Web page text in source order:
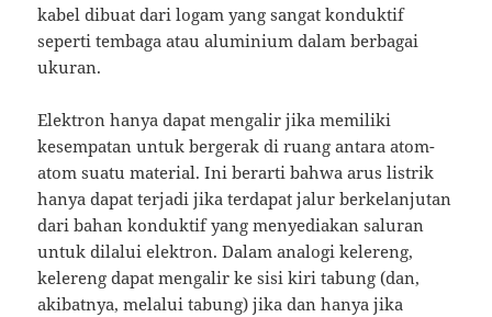
kabel dibuat dari logam yang sangat konduktif
seperti tembaga atau aluminium dalam berbagai
ukuran.
Elektron hanya dapat mengalir jika memiliki
kesempatan untuk bergerak di ruang antara atom-
atom suatu material. Ini berarti bahwa arus listrik
hanya dapat terjadi jika terdapat jalur berkelanjutan
dari bahan konduktif yang menyediakan saluran
untuk dilalui elektron. Dalam analogi kelereng,
kelereng dapat mengalir ke sisi kiri tabung (dan,
akibatnya, melalui tabung) jika dan hanya jika